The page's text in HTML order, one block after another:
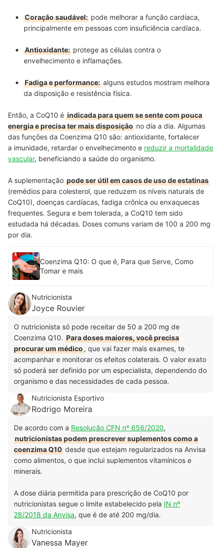
Coração saudável: pode melhorar a função cardíaca,
principalmente em pessoas com insuficiência cardíaca.
Antioxidante: protege as células contra o
envelhecimento e inflamações.
Fadiga e performance: alguns estudos mostram melhora
da disposição e resistência física.
Então, a CoQ10 é indicada para quem se sente com pouca
energia e precisa ter mais disposição no dia a dia. Algumas
das funções da Coenzima Q10 são: antioxidante, fortalecer
a imunidade, retardar o envelhecimento e reduzir a mortalidade
vascular, beneficiando a saúde do organismo.
A suplementação pode ser útil em casos de uso de estatinas
(remédios para colesterol, que reduzem os níveis naturais de
CoQ10), doenças cardíacas, fadiga crônica ou enxaquecas
frequentes. Segura e bem tolerada, a CoQ10 tem sido
estudada há décadas. Doses comuns variam de 100 a 200 mg
por dia.
Coenzima Q10: O que é, Para que Serve, Como
Tomar e mais
Nutricionista
Joyce Rouvier
O nutricionista só pode receitar de 50 a 200 mg de
Coenzima Q10. Para doses maiores, você precisa
procurar um médico, que vai fazer mais exames, te
acompanhar e monitorar os efeitos colaterais. O valor exato
só poderá ser definido por um especialista, dependendo do
organismo e das necessidades de cada pessoa.
Nutricionista Esportivo
Rodrigo Moreira
De acordo com a Resolução CFN nº 656/2020,
nutricionistas podem prescrever suplementos como a
coenzima Q10 desde que estejam regularizados na Anvisa
como alimentos, o que inclui suplementos vitamínicos e
minerais.
A dose diária permitida para prescrição de CoQ10 por
nutricionistas segue o limite estabelecido pela IN nº
28/2018 da Anvisa, que é de até 200 mg/dia.
Nutricionista
Vanessa Mayer